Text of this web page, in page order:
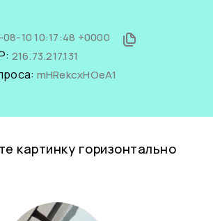
10 10:17:48 +0000
216.73.217.131
mHRekcxHOeA1
картинку горизонтально